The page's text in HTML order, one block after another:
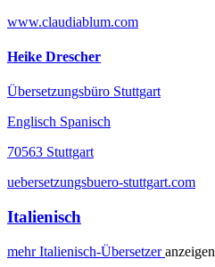
www.claudiablum.com
Heike Drescher
Übersetzungsbüro Stuttgart
Englisch Spanisch
70563 Stuttgart
uebersetzungsbuero-stuttgart.com
Italienisch
mehrItalienisch-Übersetzeranzeigen